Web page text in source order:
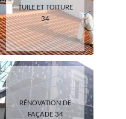
TUILE ET TOITURE
34
RÉNOVATION DE
FAÇADE 34